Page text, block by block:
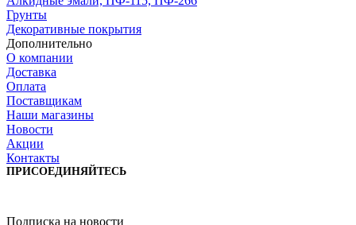
Грунты
Декоративные покрытия
Дополнительно
О компании
Доставка
Оплата
Поставщикам
Наши магазины
Новости
Акции
Контакты
ПРИСОЕДИНЯЙТЕСЬ
Подписка на новости